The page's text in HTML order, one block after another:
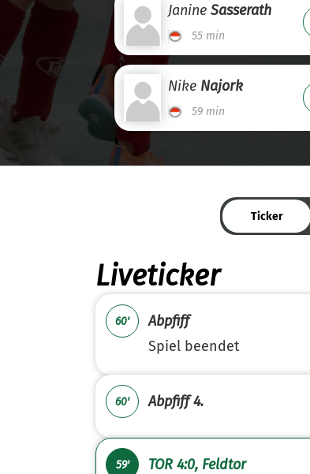
JanineSasserath
55 min
Nike Najork
59 min
Ticker
Liveticker
60'
Abpfiff
Spiel beendet
60' Abpfiff 4.
59' TOR 4:0, Feldtor